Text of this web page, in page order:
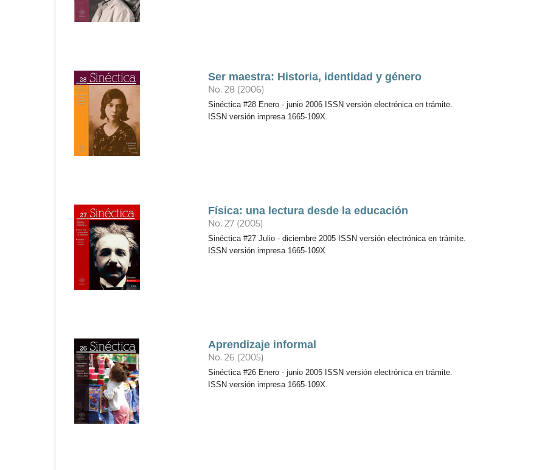
Ser maestra: Historia, identidad y género
No. 28 (2006)
Sinéctica #28 Enero - junio 2006 ISSN versión electrónica en trámite.
ISSN versión impresa 1665-109X.
Física: una lectura desde la educación
No. 27 (2005)
Sinéctica #27 Julio - diciembre 2005 ISSN versión electrónica en trámite.
ISSN versión impresa 1665-109X
Aprendizaje informal
No. 26 (2005)
Sinéctica #26 Enero - junio 2005 ISSN versión electrónica en trámite.
ISSN versión impresa 1665-109X.